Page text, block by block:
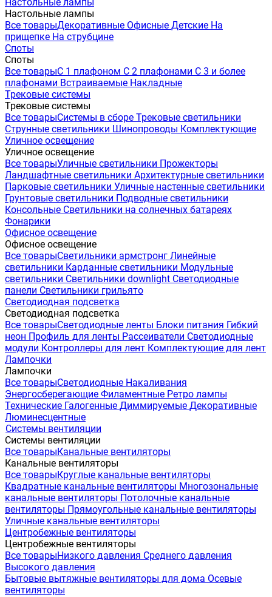
Настольные лампы
Все товарыДекоративные Офисные Детские На
прищепке На струбцине
Споты
Споты
Все товарыС 1 плафоном С 2 плафонами С 3 и более
плафонами Встраиваемые Накладные
Трековые системы
Трековые системы
Все товарыСистемы в сборе Трековые светильники
Струнные светильники Шинопроводы Комплектующие
Уличное освещение
Уличное освещение
Все товарыУличные светильники Прожекторы
Ландшафтные светильники Архитектурные светильники
Парковые светильники Уличные настенные светильники
Грунтовые светильники Подводные светильники
Консольные Светильники на солнечных батареях
Фонарики
Офисное освещение
Офисное освещение
Все товарыСветильники армстронг Линейные
светильники Карданные светильники Модульные
светильники Светильники downlight Светодиодные
панели Светильники грильято
Светодиодная подсветка
Светодиодная подсветка
Все товарыСветодиодные ленты Блоки питания Гибкий
неон Профиль для ленты Рассеиватели Светодиодные
модули Контроллеры для лент Комплектующие для лент
Лампочки
Лампочки
Все товарыСветодиодные Накаливания
Энергосберегающие Филаментные Ретро лампы
Технические Галогенные Диммируемые Декоративные
Люминесцентные
Системы вентиляции
Системы вентиляции
Все товарыКанальные вентиляторы
Канальные вентиляторы
Все товарыКруглые канальные вентиляторы
Квадратные канальные вентиляторы Многозональные
канальные вентиляторы Потолочные канальные
вентиляторы Прямоугольные канальные вентиляторы
Уличные канальные вентиляторы
Центробежные вентиляторы
Центробежные вентиляторы
Все товарыНизкого давления Среднего давления
Высокого давления
Бытовые вытяжные вентиляторы для дома Осевые
вентиляторы